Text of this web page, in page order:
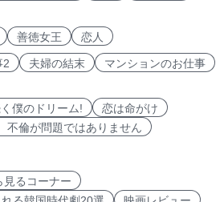
善徳女王 恋人
2 夫婦の結末
マンションのお仕事
僕のドリーム!
恋は命がけ
不倫が問題ではありません
見るコーナー